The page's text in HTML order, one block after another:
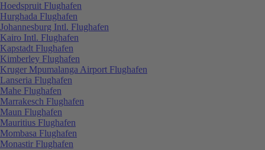
Hoedspruit Flughafen
Hurghada Flughafen
Johannesburg Intl. Flughafen
Kairo Intl. Flughafen
Kapstadt Flughafen
Kimberley Flughafen
Kruger Mpumalanga Airport Flughafen
Lanseria Flughafen
Mahe Flughafen
Marrakesch Flughafen
Maun Flughafen
Mauritius Flughafen
Mombasa Flughafen
Monastir Flughafen